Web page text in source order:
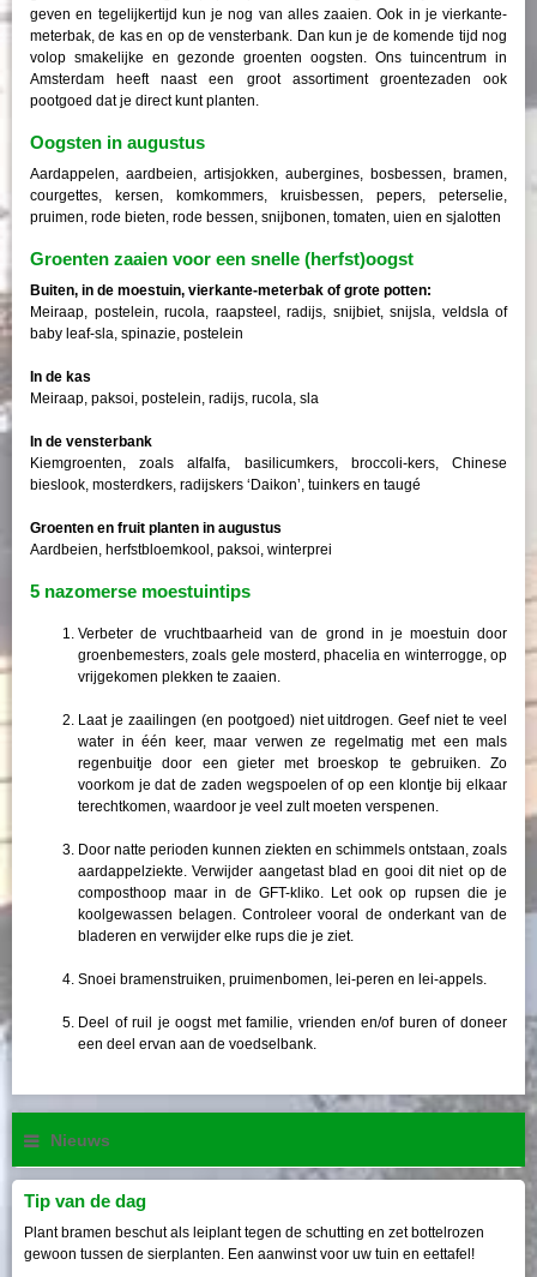
geven en tegelijkertijd kun je nog van alles zaaien. Ook in je vierkante-
meterbak, de kas en op de vensterbank. Dan kun je de komende tijd nog
volop smakelijke en gezonde groenten oogsten. Ons tuincentrum in
Amsterdam heeft naast een groot assortiment groentezaden ook
pootgoed dat je direct kunt planten.
Oogsten in augustus
Aardappelen, aardbeien, artisjokken, aubergines, bosbessen, bramen,
courgettes, kersen, komkommers, kruisbessen, pepers, peterselie,
pruimen, rode bieten, rode bessen, snijbonen, tomaten, uien en sjalotten
Groenten zaaien voor een snelle (herfst)oogst
Buiten, in de moestuin, vierkante-meterbak of grote potten:
Meiraap, postelein, rucola, raapsteel, radijs, snijbiet, snijsla, veldsla of
baby leaf-sla, spinazie, postelein
In de kas
Meiraap, paksoi, postelein, radijs, rucola, sla
In de vensterbank
Kiemgroenten, zoals alfalfa, basilicumkers, broccoli-kers, Chinese
bieslook, mosterdkers, radijskers ‘Daikon’, tuinkers en taugé
Groenten en fruit planten in augustus
Aardbeien, herfstbloemkool, paksoi, winterprei
5 nazomerse moestuintips
Verbeter de vruchtbaarheid van de grond in je moestuin door
groenbemesters, zoals gele mosterd, phacelia en winterrogge, op
vrijgekomen plekken te zaaien.
Laat je zaailingen (en pootgoed) niet uitdrogen. Geef niet te veel
water in één keer, maar verwen ze regelmatig met een mals
regenbuitje door een gieter met broeskop te gebruiken. Zo
voorkom je dat de zaden wegspoelen of op een klontje bij elkaar
terechtkomen, waardoor je veel zult moeten verspenen.
Door natte perioden kunnen ziekten en schimmels ontstaan, zoals
aardappelziekte. Verwijder aangetast blad en gooi dit niet op de
composthoop maar in de GFT-kliko. Let ook op rupsen die je
koolgewassen belagen. Controleer vooral de onderkant van de
bladeren en verwijder elke rups die je ziet.
Snoei bramenstruiken, pruimenbomen, lei-peren en lei-appels.
Deel of ruil je oogst met familie, vrienden en/of buren of doneer
een deel ervan aan de voedselbank.
Nieuws
Tip van de dag
Plant bramen beschut als leiplant tegen de schutting en zet bottelrozen
gewoon tussen de sierplanten. Een aanwinst voor uw tuin en eettafel!